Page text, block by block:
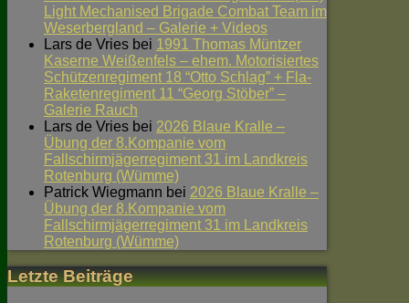
Light Mechanised Brigade Combat Team im
Weserbergland – Galerie + Videos
Lars de Vries bei 1991 Thomas Müntzer
Kaserne Weißenfels – ehem. Motorisiertes
Schützenregiment 18 “Otto Schlag” + Fla-
Raketenregiment 11 “Georg Stöber” –
Galerie Rauch
Lars de Vries bei 2026 Blaue Kralle –
Übung der 8.Kompanie vom
Fallschirmjägerregiment 31 im Landkreis
Rotenburg (Wümme)
Patrick Wiegmann bei 2026 Blaue Kralle –
Übung der 8.Kompanie vom
Fallschirmjägerregiment 31 im Landkreis
Rotenburg (Wümme)
Letzte Beiträge